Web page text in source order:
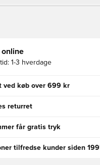
online
1-3 hverdage
ved køb over 699 kr
returret
får gratis tryk
tilfredse kunder siden